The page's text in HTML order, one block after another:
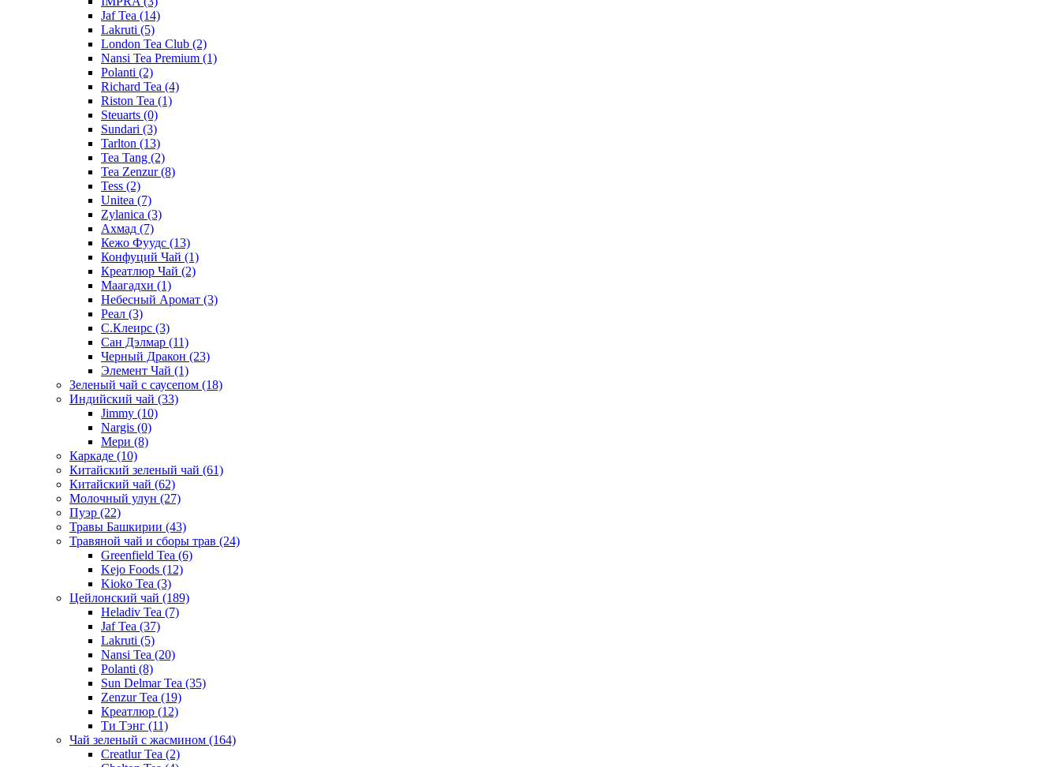
Jaf Tea (14)
Lakruti (5)
London Tea Club (2)
Nansi Tea Premium (1)
Polanti (2)
Richard Tea (4)
Riston Tea (1)
Steuarts (0)
Sundari (3)
Tarlton (13)
Tea Tang (2)
Tea Zenzur(8)
Tess (2)
Unitea (7)
Zylanica (3)
Ахмад (7)
Кежо Фуудс (13)
Конфуций Чай (1)
Креатлюр Чай (2)
Маагадхи (1)
Небесный Аромат (3)
Реал (3)
С.Клеирс (3)
Сан Дэлмар (11)
Черный Дракон (23)
Элемент Чай (1)
Зеленый чай с саусепом (18)
Индийский чай (33)
Jimmy (10)
Nargis (0)
Мери (8)
Каркаде (10)
Китайский зеленый чай (61)
Китайский чай (62)
Молочный улун (27)
Пуэр (22)
Травы Башкирии (43)
Травяной чай и сборы трав (24)
Greenfield Tea (6)
Kejo Foods (12)
Kioko Tea (3)
Цейлонский чай (189)
Heladiv Tea (7)
Jaf Tea (37)
Lakruti (5)
Nansi Tea (20)
Polanti (8)
Sun Delmar Tea (35)
Zenzur Tea (19)
Креатлюр (12)
Ти Тэнг (11)
Чай зеленый с жасмином (164)
Creatlur Tea (2)